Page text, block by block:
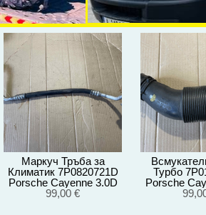
Маркуч Тръба за
Климатик 7P0820721D
Porsche Cayenne 3.0D
92A/EG22/2012
99,00 €
Турбо
Porsche
92A/